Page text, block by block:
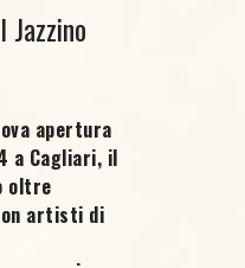
Jazzino
apertura
a Cagliari, il
oltre
artisti di